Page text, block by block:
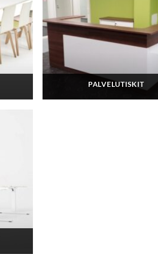
PALVELUTISKIT